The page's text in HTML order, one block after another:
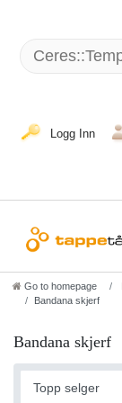
Logg Inn
Go to homepage
Bandana skjerf
Bandana skjerf